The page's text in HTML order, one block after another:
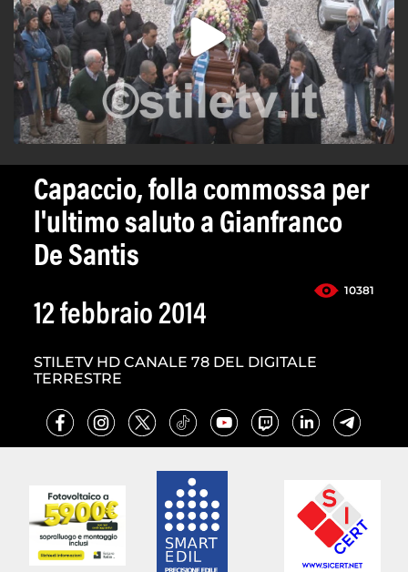
Capaccio, folla commossa per
l'ultimo saluto a Gianfranco
De Santis
10381
12 febbraio 2014
STILETV HD CANALE 78 DEL DIGITALE
TERRESTRE